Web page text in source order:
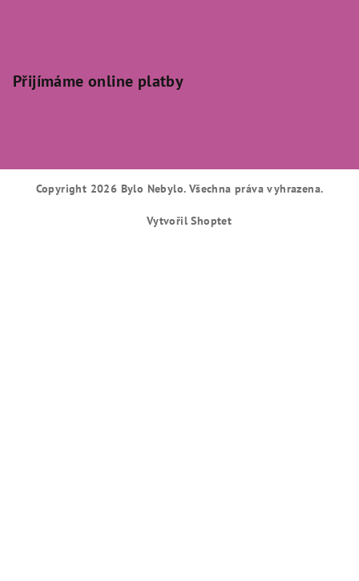
Přijímáme online platby
Copyright 2026 Bylo Nebylo. Všechna práva vyhrazena.
Vytvořil Shoptet